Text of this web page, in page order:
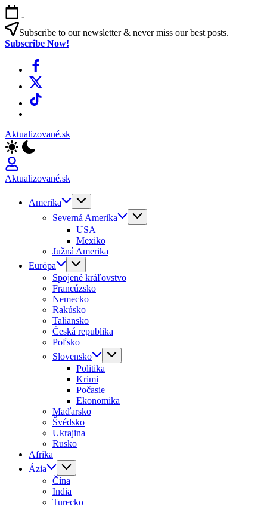
Skip
to
content
-
Subscribe to our newsletter & never miss our best posts.
Subscribe Now!
Facebook
X
TikTok
Aktualizované.sk
Aktualizované.sk
Amerika
Severná Amerika
USA
Mexiko
Južná Amerika
Európa
Spojené kráľovstvo
Francúzsko
Nemecko
Rakúsko
Taliansko
Česká republika
Poľsko
Slovensko
Politika
Krimi
Počasie
Ekonomika
Maďarsko
Švédsko
Ukrajina
Rusko
Afrika
Ázia
Čína
India
Turecko